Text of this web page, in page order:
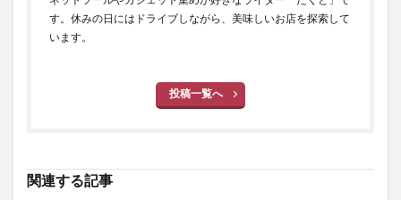
す。休みの日にはドライブしながら、美味しいお店を探索して
います。
投稿一覧へ
関連する記事